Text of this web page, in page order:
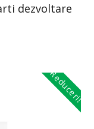
dezvoltare
Reduceri!